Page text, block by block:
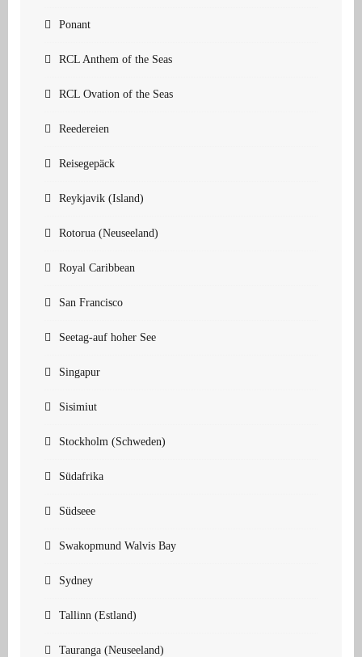
Ponant
RCL Anthem of the Seas
RCL Ovation of the Seas
Reedereien
Reisegepäck
Reykjavik (Island)
Rotorua (Neuseeland)
Royal Caribbean
San Francisco
Seetag-auf hoher See
Singapur
Sisimiut
Stockholm (Schweden)
Südafrika
Südseee
Swakopmund Walvis Bay
Sydney
Tallinn (Estland)
Tauranga (Neuseeland)